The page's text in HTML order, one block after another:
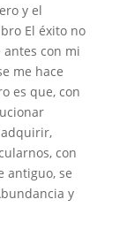
y el
El éxito no
con mi
me hace
es que, con
con
antiguo, se
y